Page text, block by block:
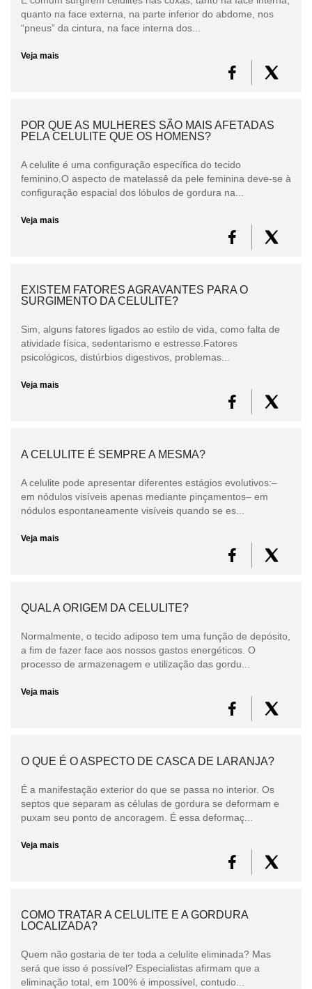
quanto na face externa, na parte inferior do abdome, nos
“pneus” da cintura, na face interna dos...
Veja mais
POR QUE AS MULHERES SÃO MAIS AFETADAS
PELA CELULITE QUE OS HOMENS?
A celulite é uma configuração específica do tecido
feminino.O aspecto de matelassê da pele feminina deve-se à
configuração espacial dos lóbulos de gordura na...
Veja mais
EXISTEM FATORES AGRAVANTES PARA O
SURGIMENTO DA CELULITE?
Sim, alguns fatores ligados ao estilo de vida, como falta de
atividade física, sedentarismo e estresse.Fatores
psicológicos, distúrbios digestivos, problemas...
Veja mais
A CELULITE É SEMPRE A MESMA?
A celulite pode apresentar diferentes estágios evolutivos:–
em nódulos visíveis apenas mediante pinçamentos– em
nódulos espontaneamente visíveis quando se es...
Veja mais
QUAL A ORIGEM DA CELULITE?
Normalmente, o tecido adiposo tem uma função de depósito,
a fim de fazer face aos nossos gastos energéticos. O
processo de armazenagem e utilização das gordu...
Veja mais
O QUE É O ASPECTO DE CASCA DE LARANJA?
É a manifestação exterior do que se passa no interior. Os
septos que separam as células de gordura se deformam e
puxam seu ponto de ancoragem. É essa deformaç...
Veja mais
COMO TRATAR A CELULITE E A GORDURA
LOCALIZADA?
Quem não gostaria de ter toda a celulite eliminada? Mas
será que isso é possível? Especialistas afirmam que a
eliminação total, em 100% é impossível, contudo...